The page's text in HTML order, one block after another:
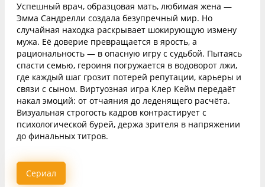
Успешный врач, образцовая мать, любимая жена —
Эмма Сандрелли создала безупречный мир. Но
случайная находка раскрывает шокирующую измену
мужа. Её доверие превращается в ярость, а
рациональность — в опасную игру с судьбой. Пытаясь
спасти семью, героиня погружается в водоворот лжи,
где каждый шаг грозит потерей репутации, карьеры и
связи с сыном. Виртуозная игра Клер Кейм передаёт
накал эмоций: от отчаяния до леденящего расчёта.
Визуальная строгость кадров контрастирует с
психологической бурей, держа зрителя в напряжении
до финальных титров.
Сериал